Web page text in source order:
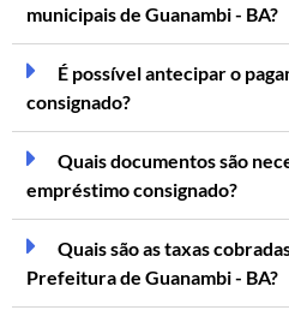
municipais de Guanambi - BA?
É possível antecipar o
consignado?
Quais documentos são
empréstimo consignado?
Quais são as taxas
Prefeitura de Guanambi - BA?